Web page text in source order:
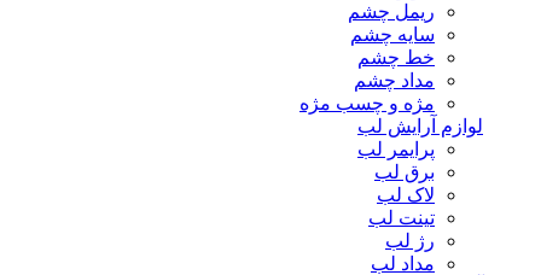
ریمل چشم
سایه چشم
خط چشم
مداد چشم
مژه و چسب مژه
لوازم آرایش لب
پرایمر لب
برق لب
لاک لب
تینت لب
رژ لب
مداد لب